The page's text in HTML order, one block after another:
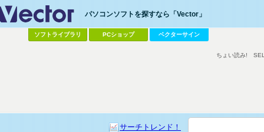
パソコンソフトを探すなら「Vector」
ソフトライブラリ PCショップ ベクターサイン
サーチトレンド！
ちょい読み!